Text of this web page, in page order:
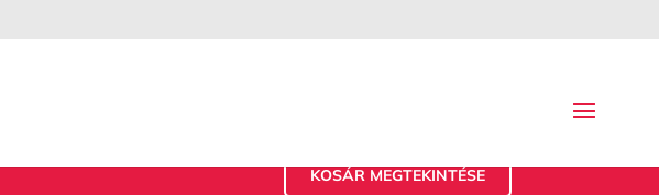
KOSÁR MEGTEKINTÉSE